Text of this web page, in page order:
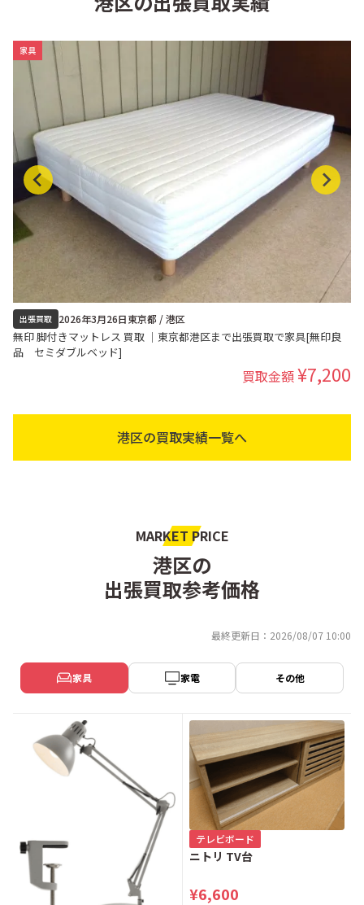
家具
出張買取 2026年3月26日東京都 / 港区
無印 脚付きマットレス 買取 ｜東京都港区まで出張買取で家具[無印良
品 セミダブルベッド]
買取金額¥7,200
港区の買取実績一覧へ
MARKET PRICE
港区の
出張買取参考価格
最終更新日：2026/08/07 10:00
家具 家電 その他
テレビボード
ニトリ TV台
¥6,600